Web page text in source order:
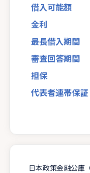
借入可能額
金利
最長借入期間
審査回答期間
担保
代表者連帯保証
日本政策金融公庫